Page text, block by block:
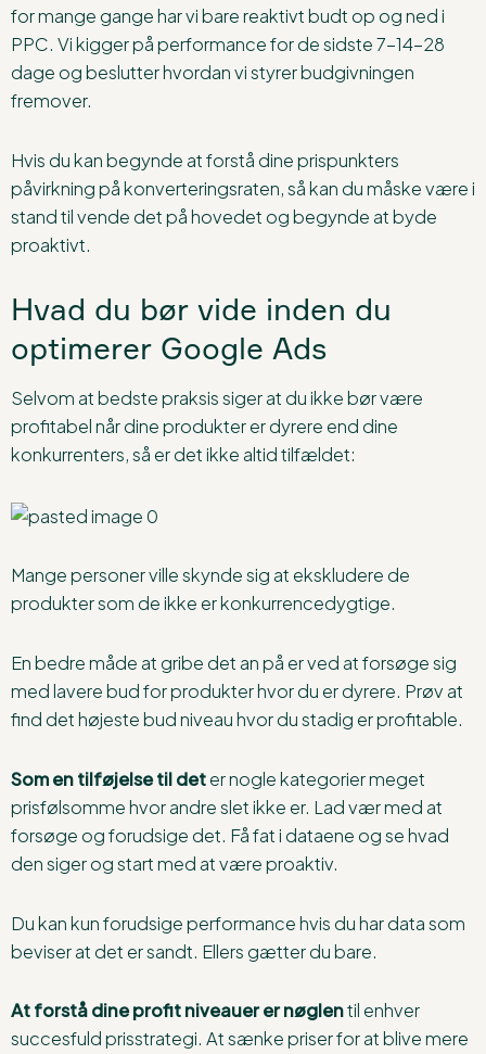
for mange gange har vi bare reaktivt budt op og ned i
PPC. Vi kigger på performance for de sidste 7-14-28
dage og beslutter hvordan vi styrer budgivningen
fremover.
Hvis du kan begynde at forstå dine prispunkters
påvirkning på konverteringsraten, så kan du måske være i
stand til vende det på hovedet og begynde at byde
proaktivt.
Hvad du bør vide inden du
optimerer Google Ads
Selvom at bedste praksis siger at du ikke bør være
profitabel når dine produkter er dyrere end dine
konkurrenters, så er det ikke altid tilfældet:
Mange personer ville skynde sig at ekskludere de
produkter som de ikke er konkurrencedygtige.
En bedre måde at gribe det an på er ved at forsøge sig
med lavere bud for produkter hvor du er dyrere. Prøv at
find det højeste bud niveau hvor du stadig er profitable.
Som en tilføjelse til deter nogle kategorier meget
prisfølsomme hvor andre slet ikke er. Lad vær med at
forsøge og forudsige det. Få fat i dataene og se hvad
den siger og start med at være proaktiv.
Du kan kun forudsige performance hvis du har data som
beviser at det er sandt. Ellers gætter du bare.
At forstå dine profit niveauer er nøglentil enhver
succesfuld prisstrategi. At sænke priser for at blive mere